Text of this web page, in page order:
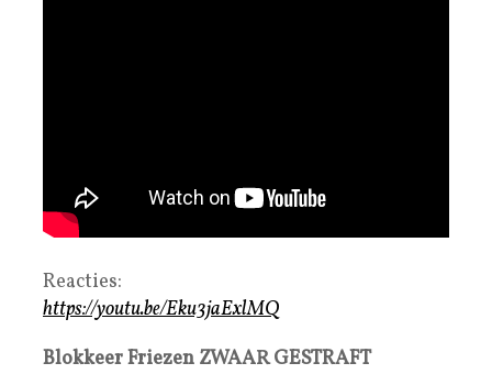
Reacties:
https://youtu.be/Eku3jaExlMQ
Blokkeer Friezen ZWAAR GESTRAFT